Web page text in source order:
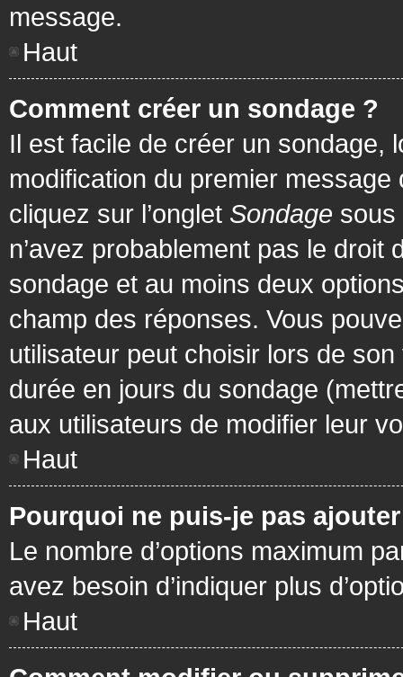
message.
Haut
Comment créer un sondage ?
Il est facile de créer un sondage,
modification du premier
cliquez sur l’onglet Sondage sous
n’avez probablement pas le
sondage et au moins deux
champ des réponses. Vous
utilisateur peut choisir lors de
durée en jours du sondage
aux utilisateurs de modifier leur
Haut
Pourquoi ne puis-je pas
Le nombre d’options maximum
avez besoin d’indiquer plus
Haut